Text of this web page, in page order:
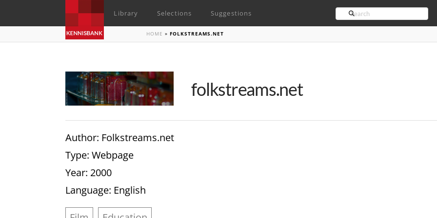
Library Selections Suggestions Search
HOME »FOLKSTREAMS.NET
folkstreams.net
Author: Folkstreams.net
Type: Webpage
Year: 2000
Language: English